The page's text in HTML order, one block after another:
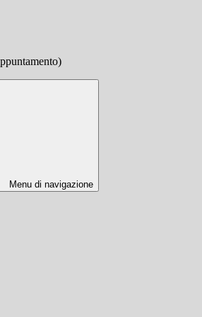
Menu di navigazione